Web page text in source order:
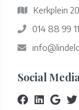
Kerkplein
014 88 99 11
Social